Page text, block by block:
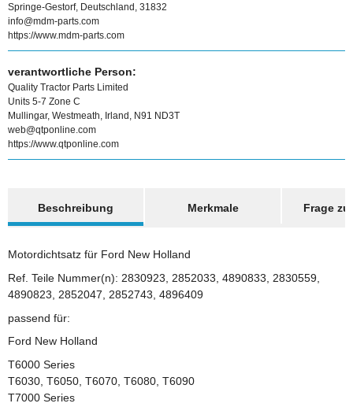
Springe-Gestorf, Deutschland, 31832
info@mdm-parts.com
https://www.mdm-parts.com
verantwortliche Person:
Quality Tractor Parts Limited
Units 5-7 Zone C
Mullingar, Westmeath, Irland, N91 ND3T
web@qtponline.com
https://www.qtponline.com
Beschreibung
Merkmale Frage
Motordichtsatz für Ford New Holland
Ref. Teile Nummer(n): 2830923, 2852033, 4890833, 2830559,
4890823, 2852047, 2852743, 4896409
passend für:
Ford New Holland
T6000 Series
T6030, T6050, T6070, T6080, T6090
T7000 Series